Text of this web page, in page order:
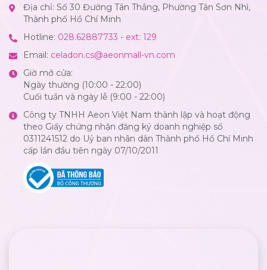
Địa chỉ: Số 30 Đường Tân Thắng, Phường Tân Sơn Nhì,
Thành phố Hồ Chí Minh
Hotline: 028.62887733 - ext: 129
Email: celadon.cs@aeonmall-vn.com
Giờ mở cửa:
Ngày thường (10:00 - 22:00)
Cuối tuần và ngày lễ (9:00 - 22:00)
Công ty TNHH Aeon Việt Nam thành lập và hoạt động
theo Giấy chứng nhận đăng ký doanh nghiệp số
0311241512 do Uỷ ban nhân dân Thành phố Hồ Chí Minh
cấp lần đầu tiên ngày 07/10/2011